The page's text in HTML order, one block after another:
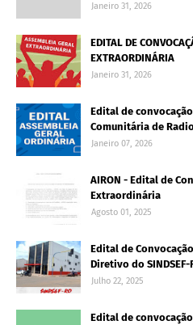
Janeiro 31, 2026
EDITAL DE
EXTRAORDINÁRIA
Janeiro 31, 2026
Edital de
Comunitária de
Janeiro 07, 2026
AIRON - Edital de
Extraordinária
Agosto 01, 2025
Edital de
Diretivo do
Julho 22, 2025
Edital de